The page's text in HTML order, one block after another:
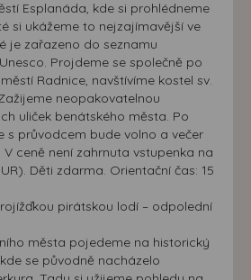
Esplanáda, kde si prohlédneme
si ukážeme to nejzajímavější ve
je zařazeno do seznamu
Projdeme se společně po
Radnice, navštívíme kostel sv.
neopakovatelnou
uliček benátského města. Po
s průvodcem bude volno a večer
ceně není zahrnuta vstupenka na
Děti zdarma. Orientační čas: 15
pirátskou lodí – odpolední
města pojedeme na historický
se původně nacházelo